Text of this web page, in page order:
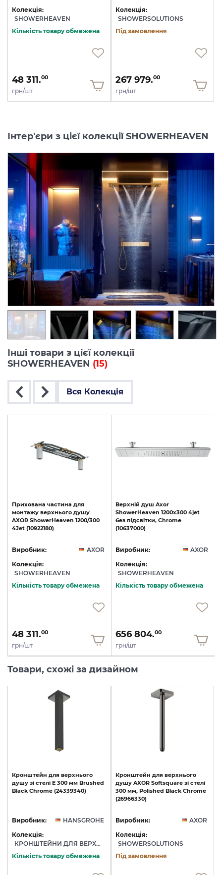
Колекція:
SHOWERHEAVEN
Кількість товару обмежена
48 311.00
грн/шт
Колекція:
SHOWERSOLUTIONS
Під замовлення
267 979.00
грн/шт
Інтер'єри з цієї колекції SHOWERHEAVEN
Інші товари з цієї колекції
SHOWERHEAVEN (15)
Вся Колекція
Прихована частина для
монтажу верхнього душу
AXOR ShowerHeaven 1200/300
4Jet (10922180)
Виробник:
AXOR
Колекція:
SHOWERHEAVEN
Кількість товару обмежена
48 311.00
грн/шт
Верхній душ Axor
ShowerHeaven 1200х300 4jet
без підсвітки, Chrome
(10637000)
Виробник:
AXOR
Колекція:
SHOWERHEAVEN
Кількість товару обмежена
656 804.00
грн/шт
Товари, схожі за дизайном
Кронштейн для верхнього
душу зі стелі E 300 мм Brushed
Black Chrome (24339340)
Виробник:
HANSGROHE
Колекція:
КРОНШТЕЙНИ ДЛЯ ВЕРХНЬОГО ДУШУ
Кількість товару обмежена
Кронштейн для верхнього
душу AXOR Softsquare зі стелі
300 мм, Polished Black Chrome
(26966330)
Виробник:
AXOR
Колекція:
SHOWERSOLUTIONS
Під замовлення